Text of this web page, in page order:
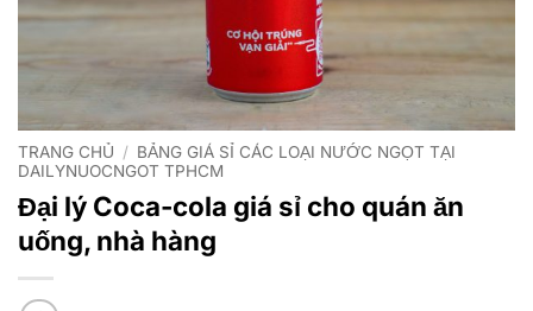
TRANG CHỦ / BẢNG GIÁ SỈ CÁC LOẠI NƯỚC NGỌT TẠI
DAILYNUOCNGOT TPHCM
Đại lý Coca-cola giá sỉ cho quán ăn
uống, nhà hàng